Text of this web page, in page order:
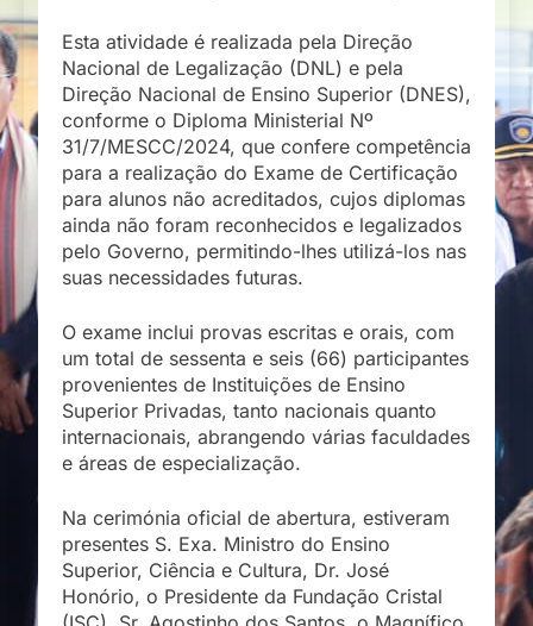
Esta atividade é realizada pela Direção
Nacional de Legalização (DNL) e pela
Direção Nacional de Ensino Superior (DNES),
conforme o Diploma Ministerial Nº
31/7/MESCC/2024, que confere competência
para a realização do Exame de Certificação
para alunos não acreditados, cujos diplomas
ainda não foram reconhecidos e legalizados
pelo Governo, permitindo-lhes utilizá-los nas
suas necessidades futuras.
O exame inclui provas escritas e orais, com
um total de sessenta e seis (66) participantes
provenientes de Instituições de Ensino
Superior Privadas, tanto nacionais quanto
internacionais, abrangendo várias faculdades
e áreas de especialização.
Na cerimónia oficial de abertura, estiveram
presentes S. Exa. Ministro do Ensino
Superior, Ciência e Cultura, Dr. José
Honório, o Presidente da Fundação Cristal